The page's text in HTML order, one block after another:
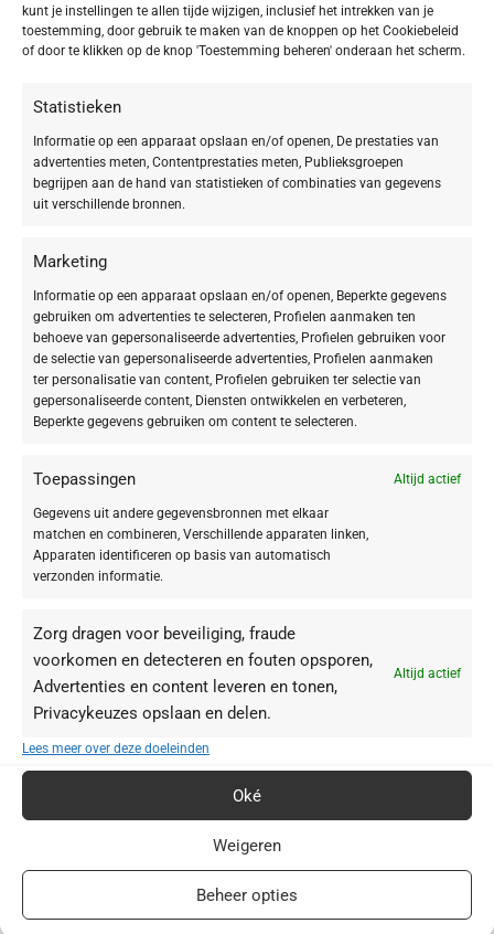
kunt je instellingen te allen tijde wijzigen, inclusief het intrekken van je
toestemming, door gebruik te maken van de knoppen op het Cookiebeleid
of door te klikken op de knop 'Toestemming beheren' onderaan het scherm.
Statistieken
Informatie op een apparaat opslaan en/of openen, De prestaties van
advertenties meten, Contentprestaties meten, Publieksgroepen
begrijpen aan de hand van statistieken of combinaties van gegevens
uit verschillende bronnen.
Marketing
Informatie op een apparaat opslaan en/of openen, Beperkte gegevens
gebruiken om advertenties te selecteren, Profielen aanmaken ten
behoeve van gepersonaliseerde advertenties, Profielen gebruiken voor
de selectie van gepersonaliseerde advertenties, Profielen aanmaken
ter personalisatie van content, Profielen gebruiken ter selectie van
gepersonaliseerde content, Diensten ontwikkelen en verbeteren,
Beperkte gegevens gebruiken om content te selecteren.
Toepassingen Altijd actief
Gegevens uit andere gegevensbronnen met elkaar
matchen en combineren, Verschillende apparaten linken,
Apparaten identificeren op basis van automatisch
verzonden informatie.
Zorg dragen voor beveiliging, fraude
voorkomen en detecteren en fouten opsporen,
Advertenties en content leveren en tonen,
Privacykeuzes opslaan en delen.
Altijd actief
Lees meer over deze doeleinden
Oké
Weigeren
Beheer opties
SOORT PRODUCT
Make-up
SOORT MAKE-UP
VEGAN
-20%
BABOR MAKE UP – LIP MAKE UP
Super Soft Lip Oil 01 pearl pink
21,90 €17,52
BABOR webshop | schoonheidsinstituut.nl
+31(0)85 016 0072